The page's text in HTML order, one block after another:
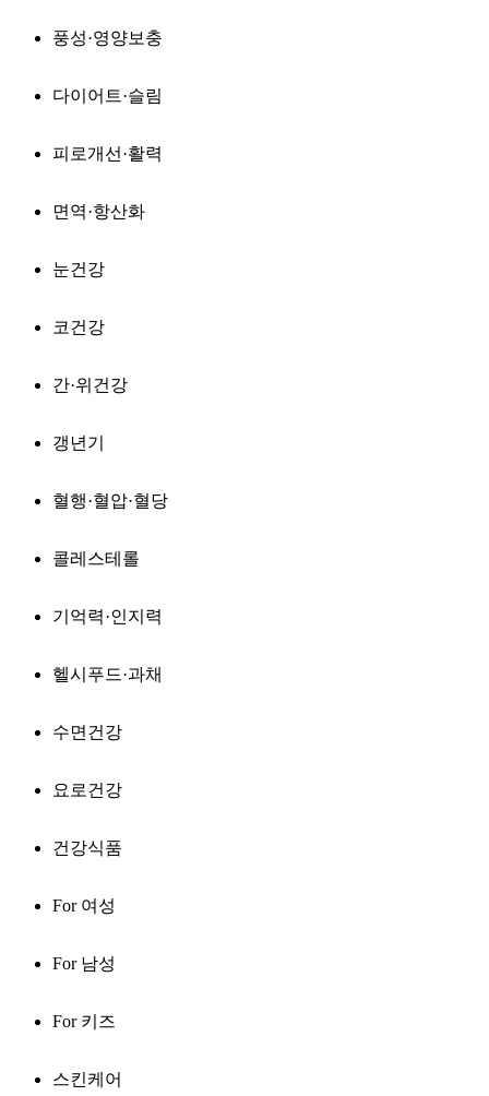
풍성·영양보충
다이어트·슬림
피로개선·활력
면역·항산화
눈건강
코건강
간·위건강
갱년기
혈행·혈압·혈당
콜레스테롤
기억력·인지력
헬시푸드·과채
수면건강
요로건강
건강식품
For 여성
For 남성
For 키즈
스킨케어